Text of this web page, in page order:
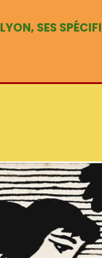
LYON, SES